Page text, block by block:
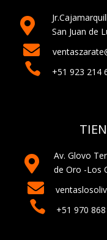
San Juan de
+51 923 214



Av. Glovo
de Oro -Los
+51 970


